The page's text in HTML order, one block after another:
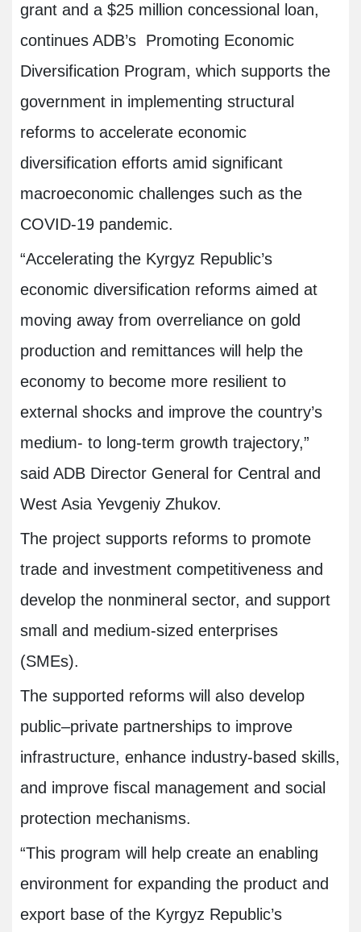
grant and a $25 million concessional loan,
continues ADB’s Promoting Economic
Diversification Program, which supports the
government in implementing structural
reforms to accelerate economic
diversification efforts amid significant
macroeconomic challenges such as the
COVID-19 pandemic.
“Accelerating the Kyrgyz Republic’s
economic diversification reforms aimed at
moving away from overreliance on gold
production and remittances will help the
economy to become more resilient to
external shocks and improve the country’s
medium- to long-term growth trajectory,”
said ADB Director General for Central and
West Asia Yevgeniy Zhukov.
The project supports reforms to promote
trade and investment competitiveness and
develop the nonmineral sector, and support
small and medium-sized enterprises
(SMEs).
The supported reforms will also develop
public–private partnerships to improve
infrastructure, enhance industry-based skills,
and improve fiscal management and social
protection mechanisms.
“This program will help create an enabling
environment for expanding the product and
export base of the Kyrgyz Republic’s